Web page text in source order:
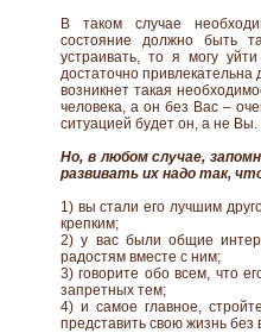
В таком случае
состояние должно быть
устраивать, то я могу
достаточно привлекательна
возникнет такая
человека, а он без Вас –
ситуацией будет он, а не Вы.
Но, в любом случае,
развивать их надо так,
1) вы стали его лучшим
крепким;
2) у вас были общие
радостям вместе с ним;
3) говорите обо всем, что
запретных тем;
4) и самое главное,
представить свою жизнь без